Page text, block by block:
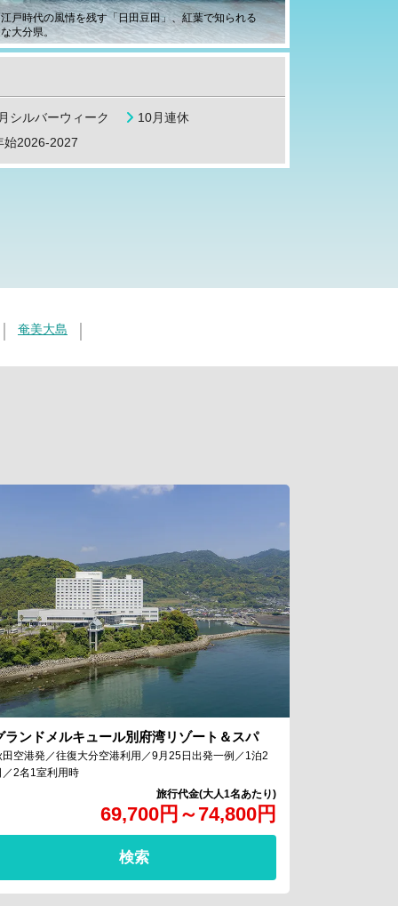
戸時代の風情を残す「日田豆田」、紅葉で知られる
大分県。
シルバーウィーク
10月連休
始2026-2027
奄美大島
ランドメルキュール別府湾リゾート＆スパ
69,700円 ～74,800円
田空港発／往復大分空港利用／9月25日出発一例／1泊2
／2名1室利用時
検索